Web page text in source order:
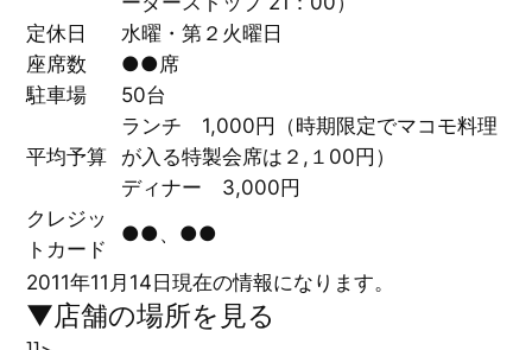
定休日
水曜・第２火曜日
座席数
●●席
駐車場
50台
平均予算
ランチ 1,000円（時期限定でマコモ料理
が入る特製会席は２,１00円）
ディナー 3,000円
クレジッ
トカード
●●、●●
2011年11月14日現在の情報になります。
▼店舗の場所を見る